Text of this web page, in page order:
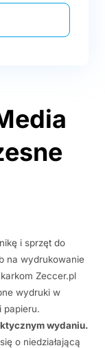
i sprzęt do
na wydrukowanie
Zeccer.pl
wydruki w
papieru.
wydaniu.
o niedziałającą